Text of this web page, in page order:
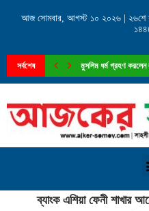
আজ সোমবার, আগস্ট ১০ ২০২৬ | ২৬শে
সর্বশেষ মুসলিম ধর্ম গ্রহণ করলেন
ব্যাংক এশিয়া ফেনী শাখার আয়োজনে
ব্যাংক এশিয়া ফেনী শাখার